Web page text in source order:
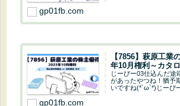
自社製品等を盛り込
満...
gp01fb.com
【7856】萩原工業
年10月権利～カタ
じーぴー03仕込んだ途
があったやつね！猶予
いですね(*´ω`*)じーぴ
です(´・ω・｀) 今回
gp01fb.com